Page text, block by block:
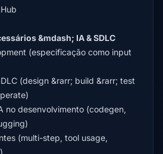
&mdash; IA & SDLC
(especificação como input
(design &rarr; build &rarr; test
no desenvolvimento (codegen,
(multi-step, tool usage,